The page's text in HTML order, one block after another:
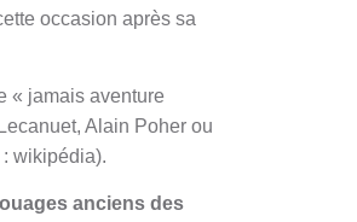
occasion après sa
« jamais aventure
Alain Poher ou
wikipédia).
anciens des